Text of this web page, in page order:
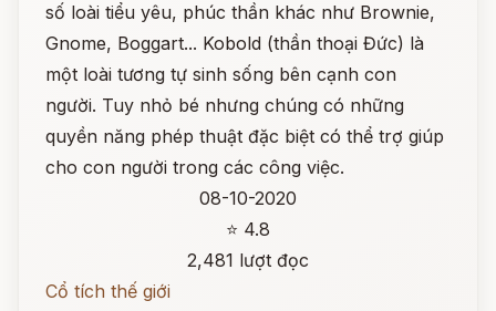
số loài tiểu yêu, phúc thần khác như Brownie,
Gnome, Boggart... Kobold (thần thoại Đức) là
một loài tương tự sinh sống bên cạnh con
người. Tuy nhỏ bé nhưng chúng có những
quyền năng phép thuật đặc biệt có thể trợ giúp
cho con người trong các công việc.
08-10-2020
⭐ 4.8
2,481 lượt đọc
Cổ tích thế giới